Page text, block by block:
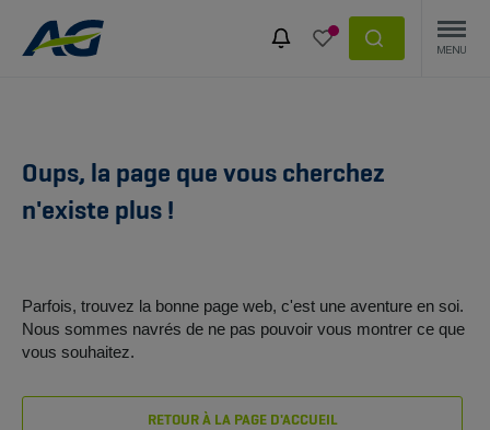
Oups, la page que vous cherchez
n'existe plus !
Parfois, trouvez la bonne page web, c'est une aventure en soi.
Nous sommes navrés de ne pas pouvoir vous montrer ce que
vous souhaitez.
RETOUR À LA PAGE D'ACCUEIL